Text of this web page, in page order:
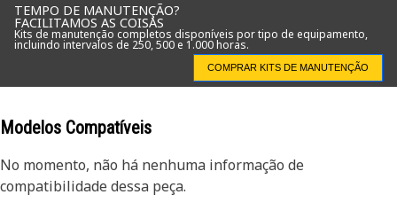
TEMPO DE MANUTENÇÃO?
FACILITAMOS AS COISAS
Kits de manutenção completos disponíveis por tipo de equipamento,
incluindo intervalos de 250, 500 e 1.000 horas.
COMPRAR KITS DE MANUTENÇÃO
Modelos Compatíveis
No momento, não há nenhuma informação de
compatibilidade dessa peça.